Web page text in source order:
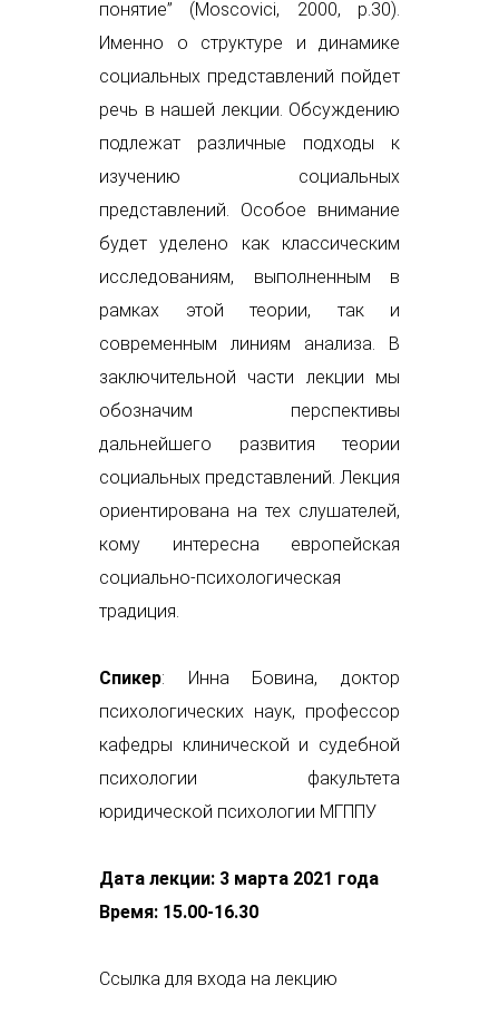
понятие” (Moscovici, 2000, р.30).
Именно о структуре и динамике
социальных представлений пойдет
речь в нашей лекции. Обсуждению
подлежат различные подходы к
изучению социальных
представлений. Особое внимание
будет уделено как классическим
исследованиям, выполненным в
рамках этой теории, так и
современным линиям анализа. В
заключительной части лекции мы
обозначим перспективы
дальнейшего развития теории
социальных представлений. Лекция
ориентирована на тех слушателей,
кому интересна европейская
социально-психологическая
традиция.
Спикер: Инна Бовина, доктор
психологических наук, профессор
кафедры клинической и судебной
психологии
факультета
юридической психологии МГППУ
Дата лекции: 3 марта 2021 года
Время: 15.00-16.30
Ссылка для входа на лекцию